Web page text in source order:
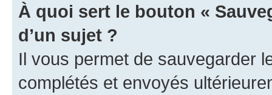
À quoi sert le bouton «
d’un sujet ?
Il vous permet de sauvegarder
complétés et envoyés